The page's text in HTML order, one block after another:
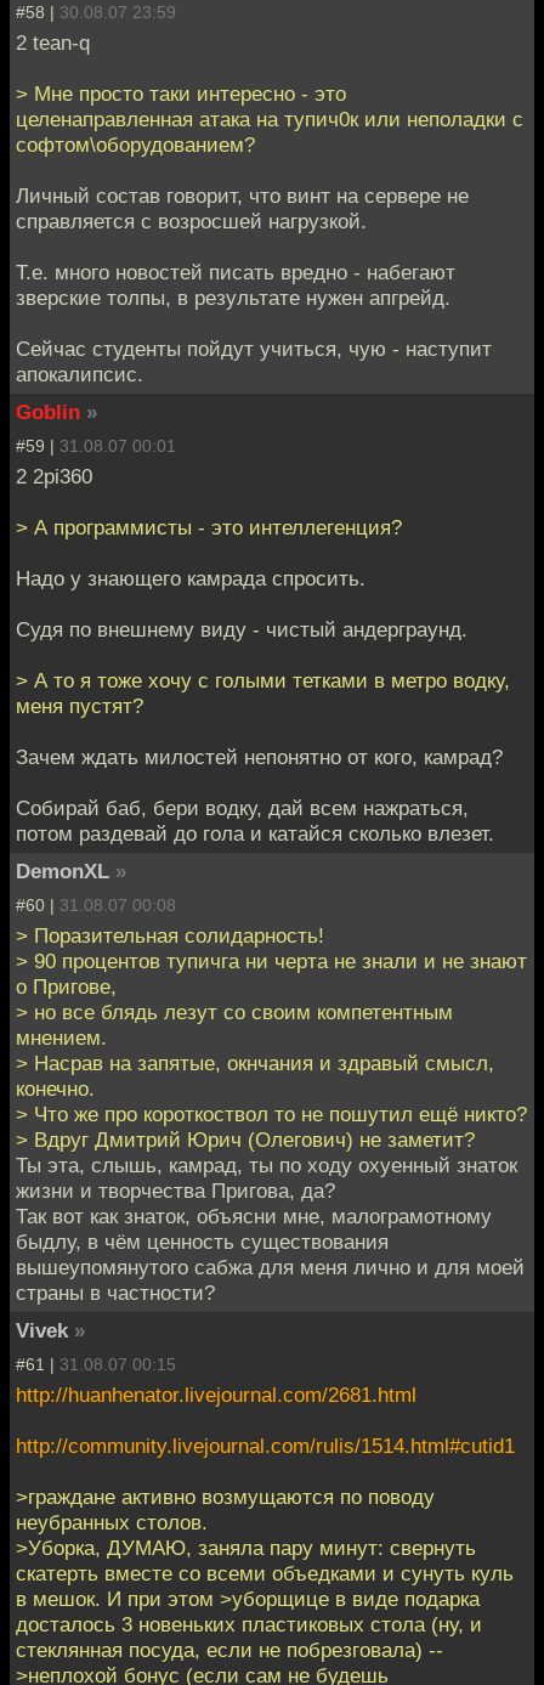
#58 | 30.08.07 23:59
2 tean-q
> Мне просто таки интересно - это
целенаправленная атака на тупич0к или неполадки с
софтом\оборудованием?
Личный состав говорит, что винт на сервере не
справляется с возросшей нагрузкой.
Т.е. много новостей писать вредно - набегают
зверские толпы, в результате нужен апгрейд.
Сейчас студенты пойдут учиться, чую - наступит
апокалипсис.
Goblin »
#59 | 31.08.07 00:01
2 2pi360
> А программисты - это интеллегенция?
Надо у знающего камрада спросить.
Судя по внешнему виду - чистый андерграунд.
> А то я тоже хочу с голыми тетками в метро водку,
меня пустят?
Зачем ждать милостей непонятно от кого, камрад?
Собирай баб, бери водку, дай всем нажраться,
потом раздевай до гола и катайся сколько влезет.
DemonXL »
#60 | 31.08.07 00:08
> Поразительная солидарность!
> 90 процентов тупичга ни черта не знали и не знают
о Пригове,
> но все блядь лезут со своим компетентным
мнением.
> Насрав на запятые, окнчания и здравый смысл,
конечно.
> Что же про короткоствол то не пошутил ещё никто?
> Вдруг Дмитрий Юрич (Олегович) не заметит?
Ты эта, слышь, камрад, ты по ходу охуенный знаток
жизни и творчества Пригова, да?
Так вот как знаток, объясни мне, малограмотному
быдлу, в чём ценность существования
вышеупомянутого сабжа для меня лично и для моей
страны в частности?
Vivek »
#61 | 31.08.07 00:15
http://huanhenator.livejournal.com/2681.html
http://community.livejournal.com/rulis/1514.html#cutid1
>граждане активно возмущаются по поводу
неубранных столов.
>Уборка, ДУМАЮ, заняла пару минут: свернуть
скатерть вместе со всеми объедками и сунуть куль
в мешок. И при этом >уборщице в виде подарка
досталось 3 новеньких пластиковых стола (ну, и
стеклянная посуда, если не побрезговала) --
>неплохой бонус (если сам не будешь